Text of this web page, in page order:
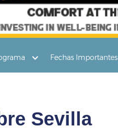
Fechas Importantes
Sevilla